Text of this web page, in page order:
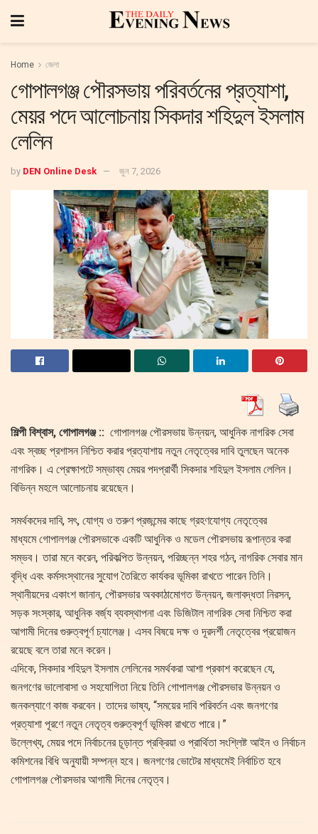
Home জেলা
গোপালগঞ্জ পৌরসভায় পরিবর্তনের প্রত্যাশা,
মেয়র পদে আলোচনায় সিকদার শহিদুল ইসলাম
লেলিন
by DEN Online Desk জুন 7, 2026
শিল্পী বিশ্বাস, গোপালগঞ্জ :: গোপালগঞ্জ পৌরসভায় উন্নয়ন, আধুনিক নাগরিক সেবা
এবং স্বচ্ছ প্রশাসন নিশ্চিত করার প্রত্যাশায় নতুন নেতৃত্বের দাবি তুলছেন অনেক
নাগরিক। এ প্রেক্ষাপটে সম্ভাব্য মেয়র পদপ্রার্থী সিকদার শহিদুল ইসলাম লেলিন।
বিভিন্ন মহলে আলোচনায় রয়েছেন।
সমর্থকদের দাবি, সৎ, যোগ্য ও তরুণ প্রজন্মের কাছে গ্রহণযোগ্য নেতৃত্বের
মাধ্যমে গোপালগঞ্জ পৌরসভাকে একটি আধুনিক ও মডেল পৌরসভায় রূপান্তর করা
সম্ভব। তারা মনে করেন, পরিকল্পিত উন্নয়ন, পরিচ্ছন্ন শহর গঠন, নাগরিক সেবার মান
বৃদ্ধি এবং কর্মসংস্থানের সুযোগ তৈরিতে কার্যকর ভূমিকা রাখতে পারেন তিনি।
স্থানীয়দের একাংশ জানান, পৌরসভার অবকাঠামোগত উন্নয়ন, জলাবদ্ধতা নিরসন,
সড়ক সংস্কার, আধুনিক বর্জ্য ব্যবস্থাপনা এবং ডিজিটাল নাগরিক সেবা নিশ্চিত করা
আগামী দিনের গুরুত্বপূর্ণ চ্যালেঞ্জ। এসব বিষয়ে দক্ষ ও দূরদর্শী নেতৃত্বের প্রয়োজন
রয়েছে বলে তারা মনে করেন।
এদিকে, সিকদার শহিদুল ইসলাম লেলিনের সমর্থকরা আশা প্রকাশ করেছেন যে,
জনগণের ভালোবাসা ও সহযোগিতা নিয়ে তিনি গোপালগঞ্জ পৌরসভার উন্নয়ন ও
জনকল্যাণে কাজ করবেন। তাদের ভাষ্য, “সময়ের দাবি পরিবর্তন এবং জনগণের
প্রত্যাশা পূরণে নতুন নেতৃত্ব গুরুত্বপূর্ণ ভূমিকা রাখতে পারে।”
উল্লেখ্য, মেয়র পদে নির্বাচনের চূড়ান্ত প্রক্রিয়া ও প্রার্থিতা সংশ্লিষ্ট আইন ও নির্বাচন
কমিশনের বিধি অনুযায়ী সম্পন্ন হবে। জনগণের ভোটের মাধ্যমেই নির্বাচিত হবে
গোপালগঞ্জ পৌরসভার আগামী দিনের নেতৃত্ব।